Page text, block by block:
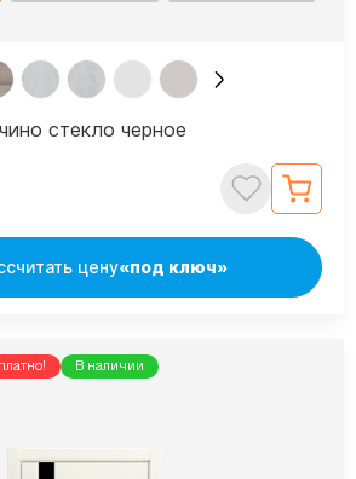
стекло черное
цену«под ключ»
В наличии